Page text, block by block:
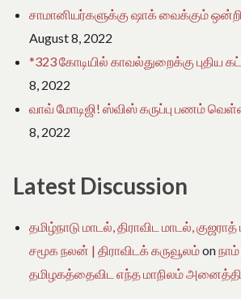
சாமானியர்களுக்கு ஷாக் வைக்கும்
August 8, 2022
*323 கோடியில் காவல்துறைக்கு புதிய
8, 2022
வாவ் மோடிஜி! ஸ்விஸ் கருப்பு பணம்
8, 2022
Latest Discussion
தமிழ்நாடு மாடல், திராவிட மாடல்,
சமூக நலன் | திராவிடக் கருவூலம்onநாம்
தமிழகத்தைவிட எந்த மாநிலம்